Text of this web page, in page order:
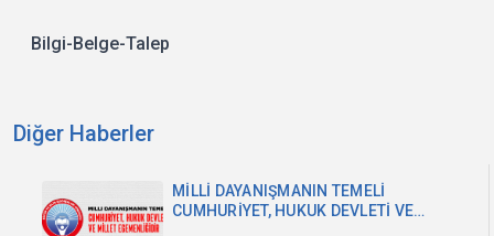
Bilgi-Belge-Talep
Diğer Haberler
MİLLİ DAYANIŞMANIN TEMELİ
CUMHURİYET, HUKUK DEVLETİ VE